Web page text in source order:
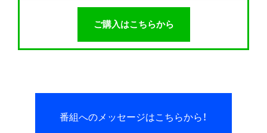
ご購入はこちらから
番組へのメッセージはこちらから！